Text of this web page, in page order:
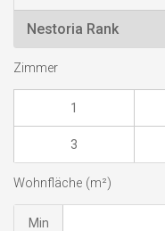
Zimmer
1
3
Wohnfläche (m²)
Min